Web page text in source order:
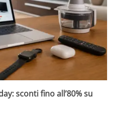
sconti fino all’80% su